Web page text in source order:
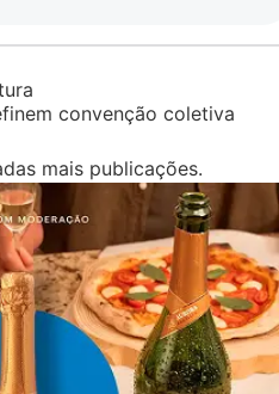
convenção coletiva
mais publicações.